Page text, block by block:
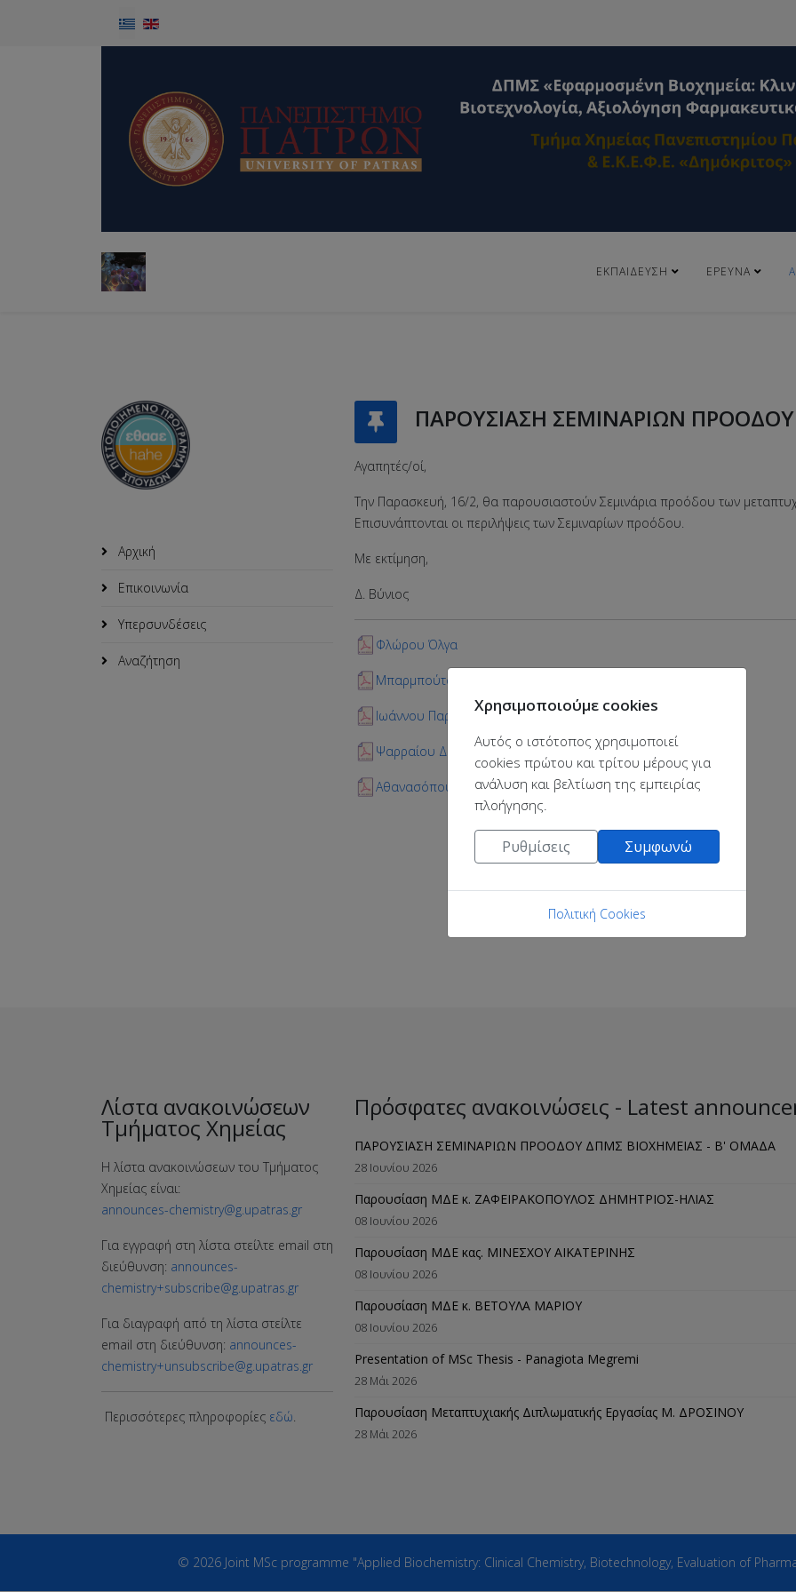
Επιλέξτε τη γλώσσα σας
ΕΚΠΑΊΔΕΥΣΗ ΈΡΕΥΝΑ
Αρχική
Επικοινωνία
Υπερσυνδέσεις
Αναζήτηση
ΠΑΡΟΥΣΙΑΣΗ ΣΕΜΙΝΑΡΙΩΝ
Αγαπητές/οί,
Την Παρασκευή, 16/2, θα παρουσιαστούν Σεμινάρια προόδου των
Επισυνάπτονται οι περιλήψεις των Σεμιναρίων προόδου.
Με εκτίμηση,
Δ. Βύνιος
Φλώρου Όλγα
Μπαρμπούτση Μαρία
Ιωάννου Παρασκευή
Ψαρραίου Διονυσία
Αθανασόπουλος Ελευθέριος
Λίστα ανακοινώσεων
Τμήματος Χημείας
Η λίστα ανακοινώσεων του Τμήματος
Χημείας είναι:
announces-chemistry@g.upatras.gr
Για εγγραφή στη λίστα στείλτε email στη
διεύθυνση: announces-
chemistry+subscribe@g.upatras.gr
Για διαγραφή από τη λίστα στείλτε
email στη διεύθυνση: announces-
chemistry+unsubscribe@g.upatras.gr
Περισσότερες πληροφορίες εδώ.
Πρόσφατες ανακοινώσεις - Latest
ΠΑΡΟΥΣΙΑΣΗ ΣΕΜΙΝΑΡΙΩΝ ΠΡΟΟΔΟΥ ΔΠΜΣ ΒΙΟΧΗΜΕΙΑΣ - B' ΟΜΑΔΑ
28 Ιουνίου 2026
Παρουσίαση ΜΔΕ κ. ΖΑΦΕΙΡΑΚΟΠΟΥΛΟΣ ΔΗΜΗΤΡΙΟΣ-ΗΛΙΑΣ
08 Ιουνίου 2026
Παρουσίαση ΜΔΕ κας. ΜΙΝΕΣΧΟΥ ΑΙΚΑΤΕΡΙΝΗΣ
08 Ιουνίου 2026
Παρουσίαση ΜΔΕ κ. ΒΕΤΟΥΛΑ ΜΑΡΙΟΥ
08 Ιουνίου 2026
Presentation of MSc Thesis - Panagiota Megremi
28 Μάι 2026
Παρουσίαση Μεταπτυχιακής Διπλωματικής Εργασίας M. ΔΡΟΣΙΝΟΥ
28 Μάι 2026
© 2026 Joint MSc programme "Applied Biochemistry: Clinical Chemistry, Biotechnology, Evaluation of
Χρησιμοποιούμε cookies
Αυτός ο ιστότοπος χρησιμοποιεί
cookies πρώτου και τρίτου μέρους για
ανάλυση και βελτίωση της εμπειρίας
πλοήγησης.
Ρυθμίσεις Συμφωνώ
Πολιτική Cookies